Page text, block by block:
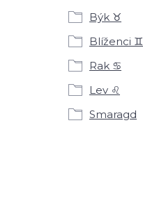
Býk ♉
Blíženci ♊
Rak ♋
Lev ♌
Smaragd